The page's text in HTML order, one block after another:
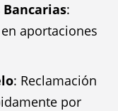
:
aportaciones
: Reclamación
por